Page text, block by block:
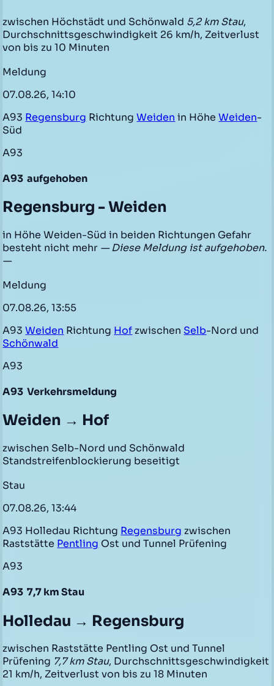
zwischen Höchstädt und Schönwald 5,2 km Stau,
Durchschnittsgeschwindigkeit 26 km/h, Zeitverlust
von bis zu 10 Minuten
Meldung
07.08.26, 14:10
A93 Regensburg RichtungWeiden in HöheWeiden-
Süd
A93
A93 aufgehoben
Regensburg - Weiden
in Höhe Weiden-Süd in beiden Richtungen Gefahr
besteht nicht mehr — Diese Meldung ist aufgehoben.
—
Meldung
07.08.26, 13:55
A93Weiden Richtung Hof zwischen Selb-Nord und
Schönwald
A93
A93 Verkehrsmeldung
Weiden → Hof
zwischen Selb-Nord und Schönwald
Standstreifenblockierung beseitigt
Stau
07.08.26, 13:44
A93 Holledau Richtung Regensburg zwischen
Raststätte Pentling Ost und Tunnel Prüfening
A93
A93 7,7 km Stau
Holledau → Regensburg
zwischen Raststätte Pentling Ost und Tunnel
Prüfening 7,7 km Stau, Durchschnittsgeschwindigkeit
21 km/h, Zeitverlust von bis zu 18 Minuten